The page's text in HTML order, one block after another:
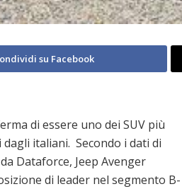
su Facebook
di essere uno dei SUV più
italiani. Secondo i dati di
Dataforce, Jeep Avenger
di leader nel segmento B-